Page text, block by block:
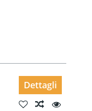
Dettagli